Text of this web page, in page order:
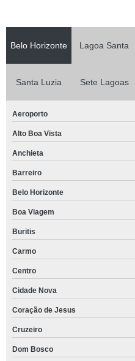
Belo Horizonte Lagoa Santa
Santa Luzia Sete Lagoas
Aeroporto
Alto Boa Vista
Anchieta
Barreiro
Belo Horizonte
Boa Viagem
Buritis
Carmo
Centro
Cidade Nova
Coração de Jesus
Cruzeiro
Dom Bosco